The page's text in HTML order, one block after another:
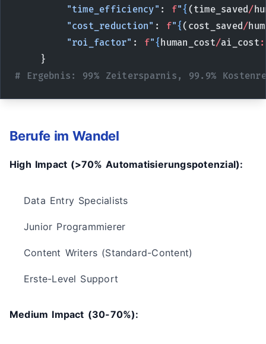
        "time_efficiency"
: f"{ (time_saved/
        "cost_reduction"
: f"{(cost_saved/
        "roi_factor"
: f"{human_cost/ai_cost
    }
# Ergebnis: 99% Zeitersparnis, 99.9%
Berufe im Wandel
High Impact (>70% Automatisierungspotenzial):
Data Entry Specialists
Junior Programmierer
Content Writers (Standard-Content)
Erste-Level Support
Medium Impact (30-70%):